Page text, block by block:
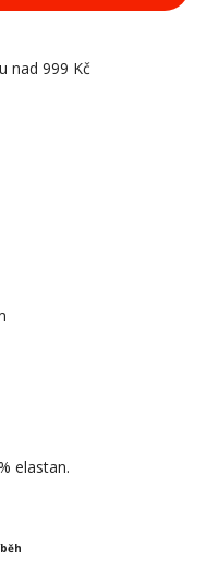
nad 999 Kč
elastan.